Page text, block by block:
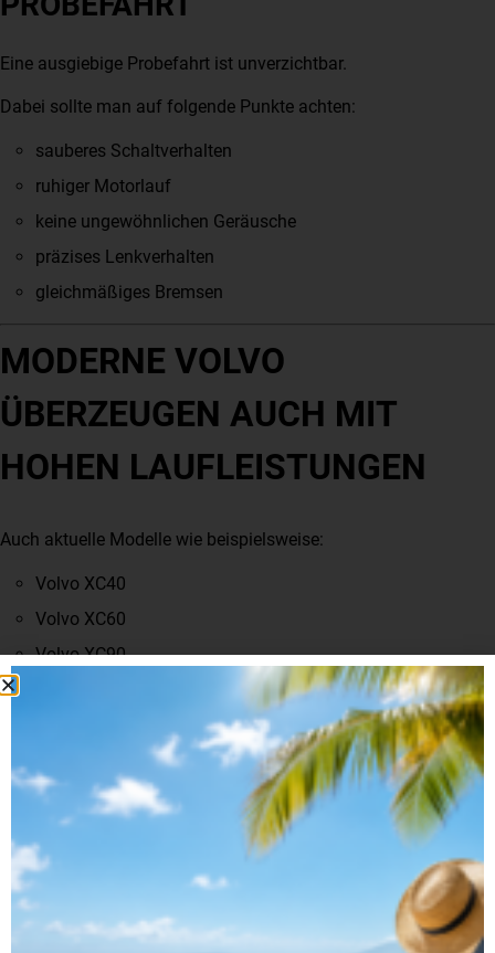
Eine ausgiebige Probefahrt ist unverzichtbar.
Dabei sollte man auf folgende Punkte achten:
sauberes Schaltverhalten
ruhiger Motorlauf
keine ungewöhnlichen Geräusche
präzises Lenkverhalten
gleichmäßiges Bremsen
MODERNE VOLVO
ÜBERZEUGEN AUCH MIT
HOHEN LAUFLEISTUNGEN
Auch aktuelle Modelle wie beispielsweise:
Volvo XC40
Volvo XC60
Volvo XC90
zeigen bei regelmäßiger Wartung eine beeindruckende
Haltbarkeit.
Die heutigen Antriebe sind deutlich komplexer als frühere
Generationen.
Trotzdem profitieren sie von jahrzehntelanger
Entwicklungsarbeit und einer hochwertigen Verarbeitung.